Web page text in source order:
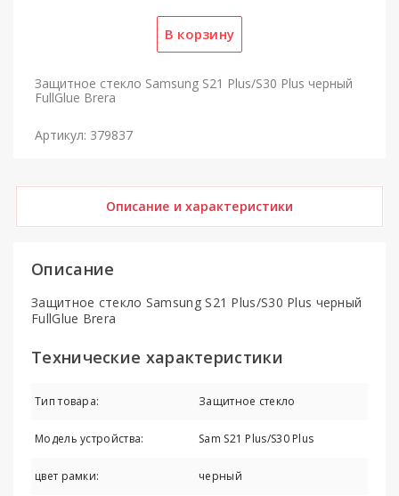
Защитное стекло Samsung S21 Plus/S30 Plus черный
FullGlue Brera
Артикул: 379837
Описание и характеристики
Описание
Защитное стекло Samsung S21 Plus/S30 Plus черный
FullGlue Brera
Технические характеристики
Тип товара: Защитное стекло
Модель устройства: Sam S21 Plus/S30 Plus
цвет рамки: черный